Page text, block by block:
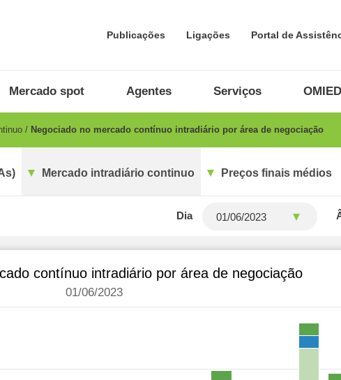
Publicações Ligações Portal de
Mercado spot Agentes Serviços
Negociado no mercado contínuo intradiário por área de negociação
Mercado intradiário continuo Preços finais médios
Dia
contínuo intradiário por área de negociação
01/06/2023